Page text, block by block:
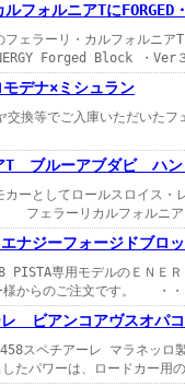
フォルニアTにFORGED
ェラーリ・カルフォルニア
Forged Block ・Ver３
デナ×ミシュラン
換等でご入庫いただいた
T ブルーアブダビ ハン
ーとしてロールスロイス
フェラーリカルフォルニア
ナジーフォージドブロ
専用モデルのＥＮＥ
様からのご注文です。 ・・
ビアンコアヴスオパ
スペチアーレ マラネッロ製
たパワーは、ロードカー用